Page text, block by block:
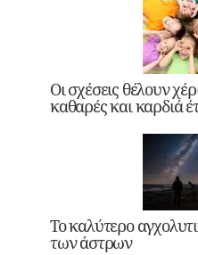
Οι σχέσεις θέλουν
καθαρές και καρδιά
Το καλύτερο
των άστρων